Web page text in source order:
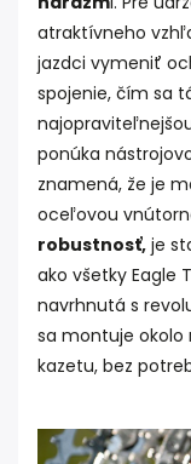
atraktívneho
jazdci vymeniť
spojenie, čím sa
ponúka
znamená, že je
oceľovou
robustnosť, je
ako všetky Eagle
navrhnutá s
sa montuje okolo
kazetu, bez